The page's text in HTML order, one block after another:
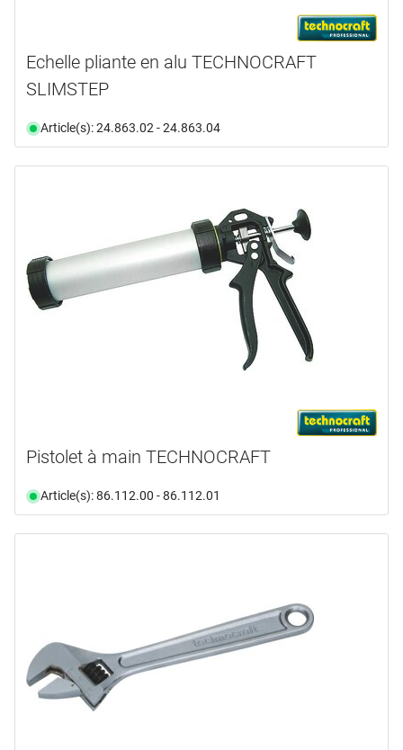
Echelle pliante en alu TECHNOCRAFT
SLIMSTEP
Article(s): 24.863.02 - 24.863.04
Pistolet à main TECHNOCRAFT
Article(s): 86.112.00 - 86.112.01